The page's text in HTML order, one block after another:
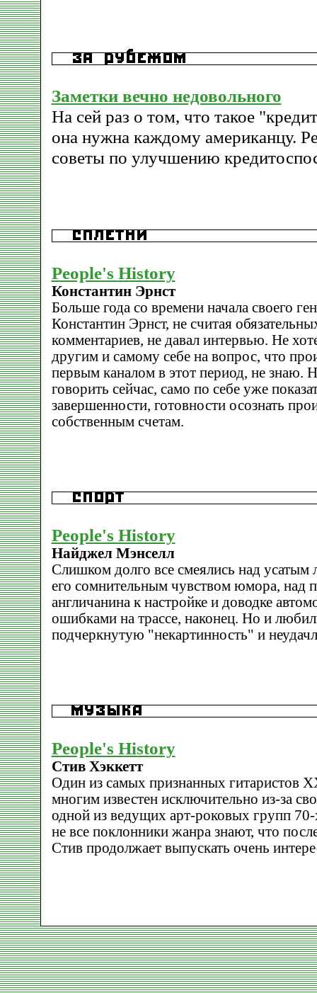
Заметки вечно недовольного
На сей раз о том, что такое
она нужна каждому американцу.
советы по улучшению
People's History
Константин Эрнст
Больше года со времени начала своего
Константин Эрнст, не считая
комментариев, не давал интервью. Не
другим и самому себе на вопрос, что
первым каналом в этот период, не знаю.
говорить сейчас, само по себе уже
завершенности, готовности осознать
собственным счетам.
People's History
Найджел Мэнселл
Слишком долго все смеялись над
его сомнительным чувством юмора, над
англичанина к настройке и доводке
ошибками на трассе, наконец. Но и
подчеркнутую "некартинность" и
People's History
Стив Хэккетт
Один из самых признанных гитаристов
многим известен исключительно из-за
одной из ведущих арт-роковых групп 70-
не все поклонники жанра знают, что
Стив продолжает выпускать очень